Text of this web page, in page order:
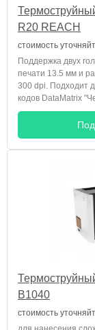
R20 REACH
стоимость
Поддержка двух
печати 13.5 мм и
300 dpi. Подходит
кодов DataMatrix
B1040
стоимость